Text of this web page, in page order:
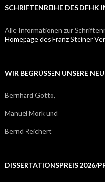
SCHRIFTENREIHE DES DFHK
Alle Informationen zur
Homepage des Franz Steiner
WIR BEGRÜSSEN UNSERE
Bernhard Gotto,
Manuel Mork und
Bernd Reichert
DISSERTATIONSPREIS 2026/